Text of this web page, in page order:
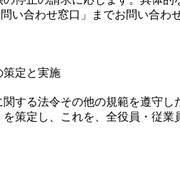
い合わせ窓口」までお問い合わ
策定と実施
する法令その他の規範を遵守し
を策定し、これを、全役員・従業